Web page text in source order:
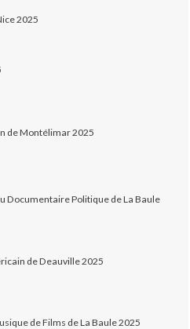
2025
de Montélimar 2025
Documentaire Politique de La Baule
de Deauville 2025
de Films de La Baule 2025